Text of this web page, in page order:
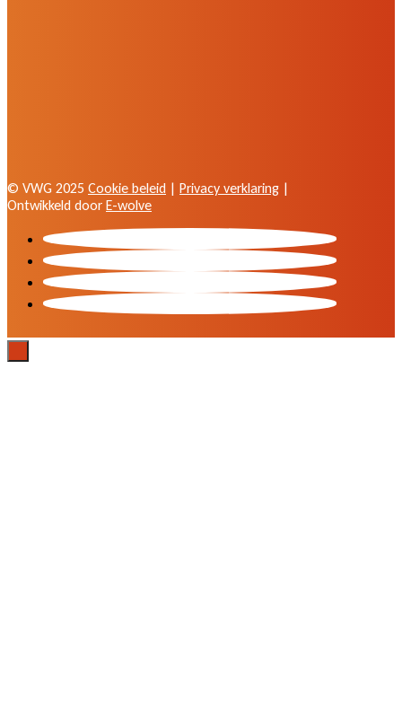
© VWG 2025 Cookie beleid | Privacy verklaring |
Ontwikkeld door E-wolve